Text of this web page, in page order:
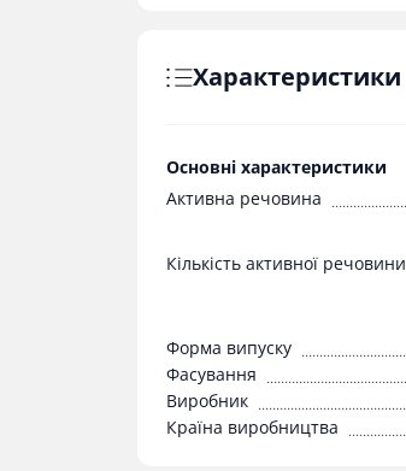
Характеристики
Основні характеристики
Активна речовина
Кількість активної речовини
Форма випуску
Фасування
Виробник
Країна виробництва